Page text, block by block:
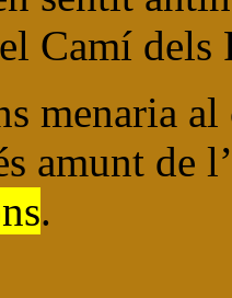
Camí dels
menaria
amunt de
.